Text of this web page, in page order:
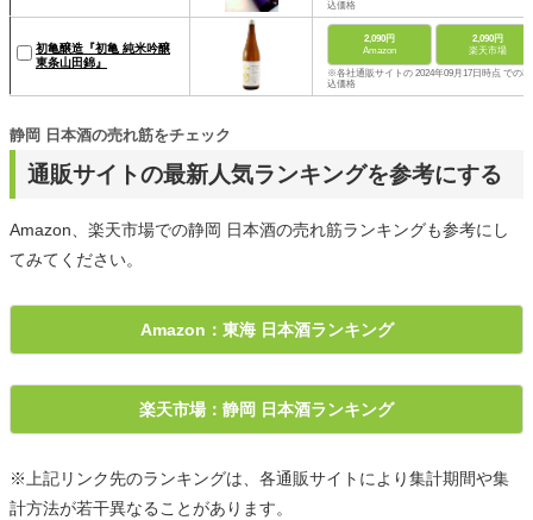
込価格
初亀醸造『初亀 純米吟醸
東条山田錦』
2,090円
Amazon
2,090円
楽天市場
※各社通販サイトの 2024年09月17日時点 での税
込価格
通販サイトの最新人気ランキングを参考にする
静岡 日本酒の売れ筋をチェック
Amazon、楽天市場での静岡 日本酒の売れ筋ランキングも参考にし
てみてください。
Amazon：東海 日本酒ランキング
楽天市場：静岡 日本酒ランキング
※上記リンク先のランキングは、各通販サイトにより集計期間や集
計方法が若干異なることがあります。